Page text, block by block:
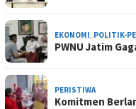
EKONOMI POLITIK-
PWNU Jatim
PERISTIWA
Komitmen